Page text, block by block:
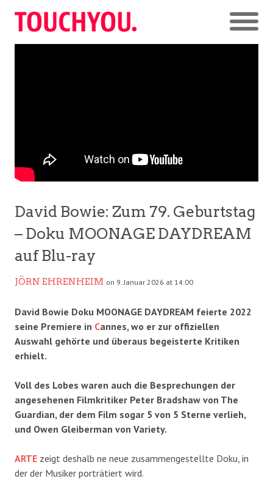
David Bowie: Zum 79. Geburtstag
– Doku MOONAGE DAYDREAM
auf Blu-ray
JÖRN EHRENHEIM on 9. Januar 2026 at 14:00
David Bowie Doku MOONAGE DAYDREAM feierte 2022
seine Premiere in Cannes, wo er zur offiziellen
Auswahl gehörte und überaus begeisterte Kritiken
erhielt.
Voll des Lobes waren auch die Besprechungen der
angesehenen Filmkritiker Peter Bradshaw von The
Guardian, der dem Film sogar 5 von 5 Sterne verlieh,
und Owen Gleiberman von Variety.
ARTE zeigt deshalb ne neue zusammengestellte Doku, in
der der Musiker porträtiert wird.